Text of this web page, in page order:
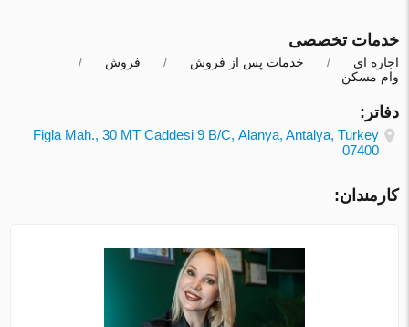
خدمات تخصصی
اجاره ای خدمات پس از فروش
فروش
وام مسکن
دفاتر:
Figla Mah., 30 MT Caddesi 9 B/С, Alanya, Antalya, Turkey
07400
کارمندان: